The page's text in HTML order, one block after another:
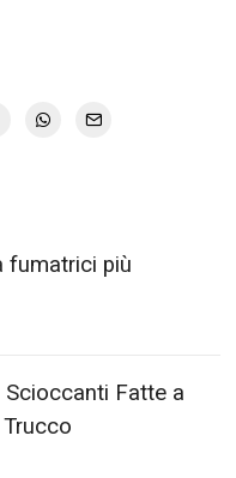
fumatrici più
Fatte a